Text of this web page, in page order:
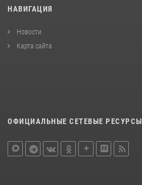
НАВИГАЦИЯ
Новости
Карта сайта
ОФИЦИАЛЬНЫЕ СЕТЕВЫЕ РЕСУРСЫ